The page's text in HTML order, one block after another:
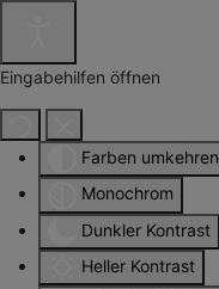
Eingabehilfen öffnen
Farben umkehren
Monochrom
Dunkler Kontrast
Heller Kontrast